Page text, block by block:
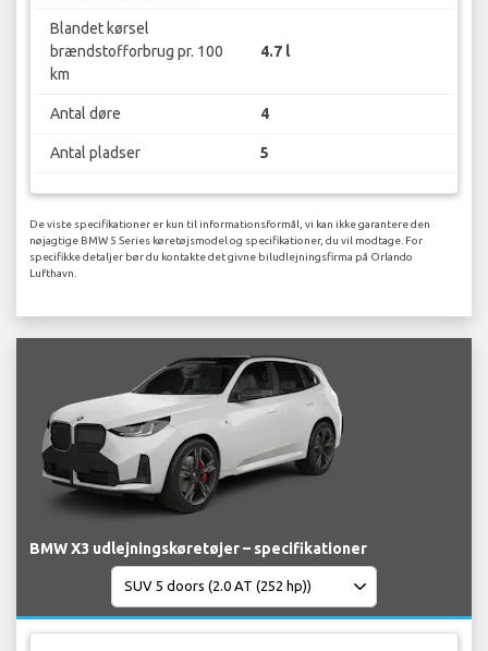
Blandet kørsel
brændstofforbrug pr. 100
km
4.7 l
Antal døre 4
Antal pladser 5
De viste specifikationer er kun til informationsformål, vi kan ikke garantere den
nøjagtige BMW 5 Series køretøjsmodel og specifikationer, du vil modtage. For
specifikke detaljer bør du kontakte det givne biludlejningsfirma på Orlando
Lufthavn.
BMW X3 udlejningskøretøjer – specifikationer